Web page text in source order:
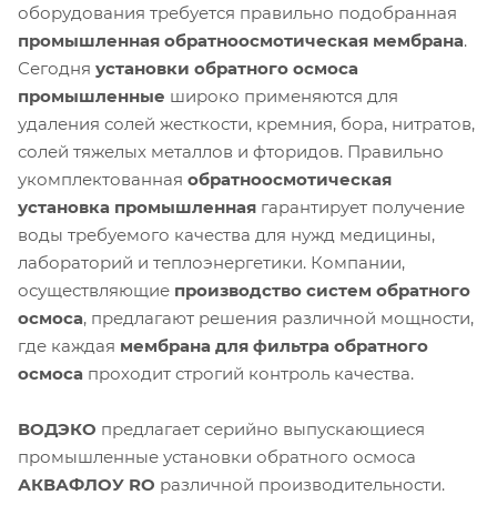
оборудования требуется правильно подобранная
промышленная обратноосмотическая мембрана.
Сегодня установки обратного осмоса
промышленные широко применяются для
удаления солей жесткости, кремния, бора, нитратов,
солей тяжелых металлов и фторидов. Правильно
укомплектованная обратноосмотическая
установка промышленная гарантирует получение
воды требуемого качества для нужд медицины,
лабораторий и теплоэнергетики. Компании,
осуществляющие производство систем обратного
осмоса, предлагают решения различной мощности,
где каждая мембрана для фильтра обратного
осмоса проходит строгий контроль качества.
ВОДЭКО предлагает серийно выпускающиеся
промышленные установки обратного осмоса
АКВАФЛОУ RO различной производительности.